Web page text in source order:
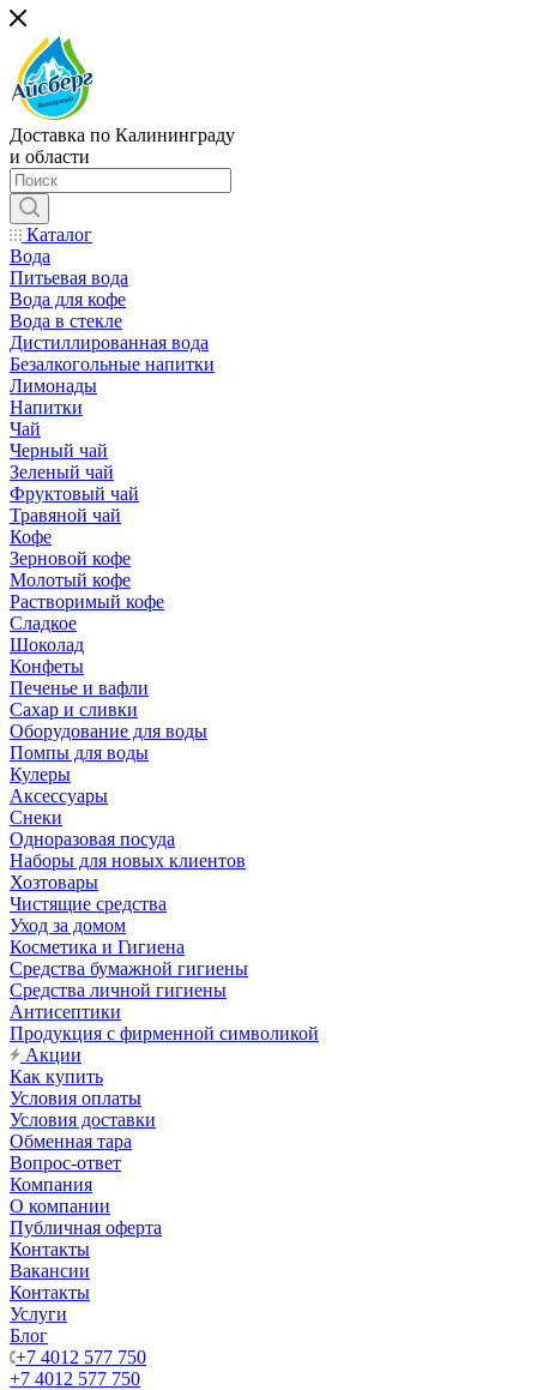
Доставка по Калининграду
и области
Каталог
Вода
Питьевая вода
Вода для кофе
Вода в стекле
Дистиллированная вода
Безалкогольные напитки
Лимонады
Напитки
Чай
Черный чай
Зеленый чай
Фруктовый чай
Травяной чай
Кофе
Зерновой кофе
Молотый кофе
Растворимый кофе
Сладкое
Шоколад
Конфеты
Печенье и вафли
Сахар и сливки
Оборудование для воды
Помпы для воды
Кулеры
Аксессуары
Снеки
Одноразовая посуда
Наборы для новых клиентов
Хозтовары
Чистящие средства
Уход за домом
Косметика и Гигиена
Средства бумажной гигиены
Средства личной гигиены
Антисептики
Продукция с фирменной символикой
Акции
Как купить
Условия оплаты
Условия доставки
Обменная тара
Вопрос-ответ
Компания
О компании
Публичная оферта
Контакты
Вакансии
Контакты
Услуги
Блог
+7 4012 577 750
+7 4012 577 750